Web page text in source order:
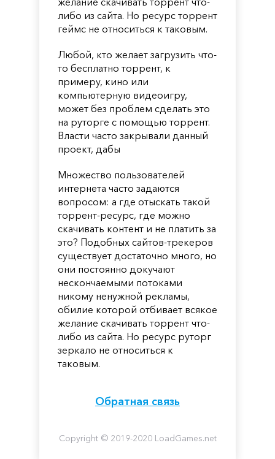
либо из сайта. Но ресурс торрент
геймс не относиться к таковым.
Любой, кто желает загрузить что-
то бесплатно торрент, к
примеру, кино или
компьютерную видеоигру,
может без проблем сделать это
на руторге с помощью торрент.
Власти часто закрывали данный
проект, дабы
Множество пользователей
интернета часто задаются
вопросом: а где отыскать такой
торрент-ресурс, где можно
скачивать контент и не платить за
это? Подобных сайтов-трекеров
существует достаточно много, но
они постоянно докучают
нескончаемыми потоками
никому ненужной рекламы,
обилие которой отбивает всякое
желание скачивать торрент что-
либо из сайта. Но ресурс руторг
зеркало не относиться к
таковым.
Обратная связь
Copyright © 2019-2020 LoadGames.net